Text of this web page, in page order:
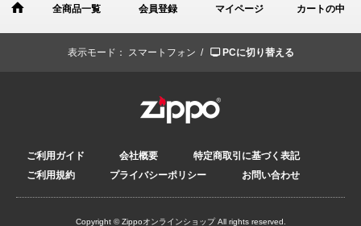
全商品一覧 会員登録 マイページ カートの中
表示モード： スマートフォン / PCに切り替える
ご利用ガイド 会社概要
特定商取引に基づく表記
ご利用規約
プライバシーポリシー お問い合わせ
Copyright © Zippoオンラインショップ All rights reserved.